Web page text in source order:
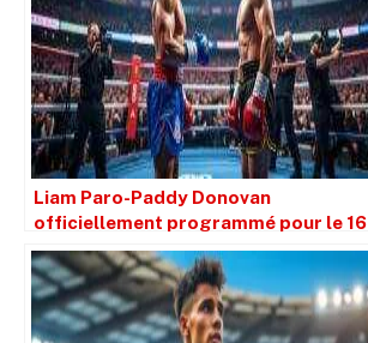
Liam Paro-Paddy Donovan
officiellement programmé pour le 16
janvier à Brisbane